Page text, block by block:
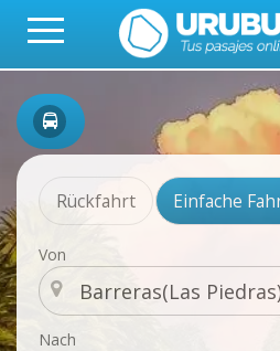
Rückfahrt Einfache
Von
Nach